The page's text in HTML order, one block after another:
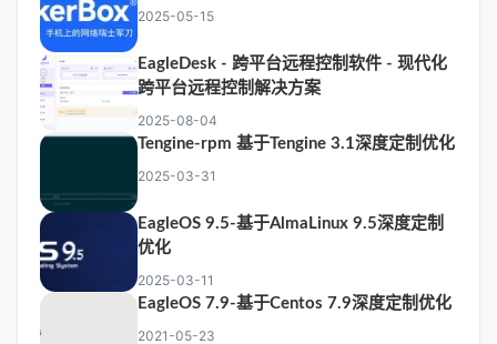
2025-05-15
EagleDesk - 跨平台远程控制软件 - 现代化
跨平台远程控制解决方案
2025-08-04
Tengine-rpm 基于Tengine 3.1深度定制优化
2025-03-31
EagleOS 9.5-基于AlmaLinux 9.5深度定制
优化
2025-03-11
EagleOS 7.9-基于Centos 7.9深度定制优化
2021-05-23